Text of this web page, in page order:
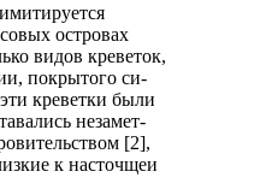
островах
видов креветок,
покрытого си-
креветки были
незамет-
[2],
к насточщеи